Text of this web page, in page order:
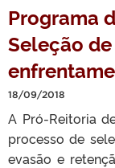
Programa
Seleção
18/09/2018
A Pró-Reitoria
processo de
evasão e